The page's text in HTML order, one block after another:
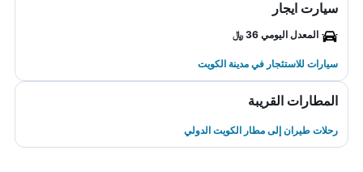
سيارت ايجار
المعدل اليومي 36 ﷼
سيارات للاستئجار في مدينة الكويت
المطارات القريبة
رحلات طيران إلى مطار الكويت الدولي